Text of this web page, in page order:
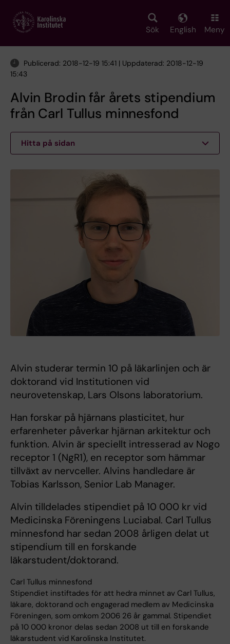
main
Sök English Meny
Publicerad: 2018-12-19 15:41 | Uppdaterad: 2018-12-19
15:43
Alvin Brodin får årets stipendium
från Carl Tullus minnesfond
Hitta på sidan
Alvin studerar termin 10 på läkarlinjen och är
doktorand vid Institutionen vid
neurovetenskap, Lars Olsons laboratorium.
Han forskar på hjärnans plasticitet, hur
erfarenheter påverkar hjärnan arkitektur och
funktion. Alvin är speciellt intresserad av Nogo
receptor 1 (NgR1), en receptor som hämmar
tillväxt av nervceller. Alvins handledare är
Tobias Karlsson, Senior Lab Manager.
Alvin tilldelades stipendiet på 10 000 kr vid
Medicinska Föreningens Luciabal. Carl Tullus
minnesfond har sedan 2008 årligen delat ut
stipendium till en forskande
läkarstudent/doktorand.
Carl Tullus minnesfond
Stipendiet instiftades för att hedra minnet av Carl Tullus,
läkare, doktorand och engagerad medlem av Medicinska
Föreningen, som omkom 2006 26 år gammal. Stipendiet
på 10 000 kronor delas sedan 2008 ut till en forskande
läkarstudent vid Karolinska Institutet.